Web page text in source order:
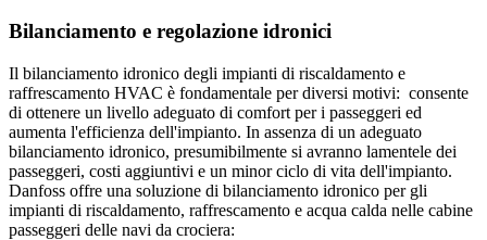
Bilanciamento e regolazione idronici
Il bilanciamento idronico degli impianti di riscaldamento e
raffrescamento HVAC è fondamentale per diversi motivi: consente
di ottenere un livello adeguato di comfort per i passeggeri ed
aumenta l'efficienza dell'impianto. In assenza di un adeguato
bilanciamento idronico, presumibilmente si avranno lamentele dei
passeggeri, costi aggiuntivi e un minor ciclo di vita dell'impianto.
Danfoss offre una soluzione di bilanciamento idronico per gli
impianti di riscaldamento, raffrescamento e acqua calda nelle cabine
passeggeri delle navi da crociera: